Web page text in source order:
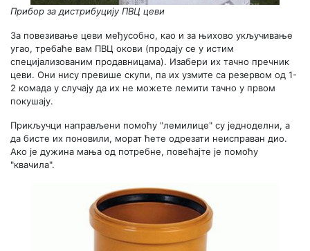
Прибор за дистрибуцију ПВЦ цеви
За повезивање цеви међусобно, као и за њихово укључивање
угао, требаће вам ПВЦ окови (продају се у истим
специјализованим продавницама). Изабери их тачно пречник
цеви. Они нису превише скупи, па их узмите са резервом од 1-
2 комада у случају да их не можете лемити тачно у првом
покушају.
Прикључци направљени помоћу "лемилице" су једноделни, а
да бисте их поновили, морат ћете одрезати неисправан дио.
Ако је дужина мања од потребне, повећајте је помоћу
"квачила".